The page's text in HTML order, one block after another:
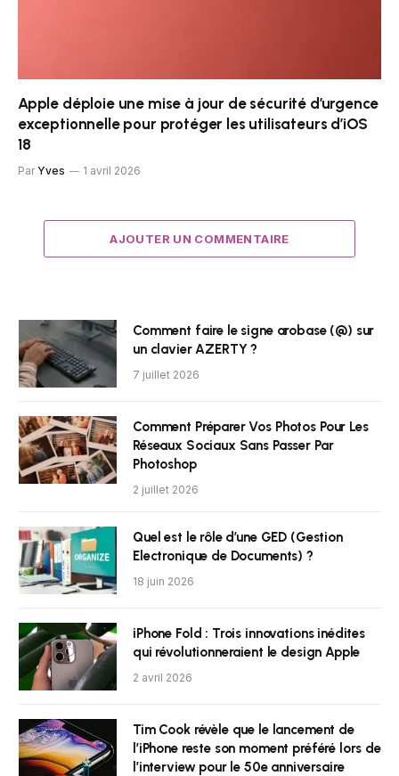
Apple déploie une mise à jour de sécurité d’urgence
exceptionnelle pour protéger les utilisateurs d’iOS
18
Par Yves 1 avril 2026
AJOUTER UN COMMENTAIRE
Comment faire le signe arobase (@) sur
un clavier AZERTY ?
7 juillet 2026
Comment Préparer Vos Photos Pour Les
Réseaux Sociaux Sans Passer Par
Photoshop
2 juillet 2026
Quel est le rôle d’une GED (Gestion
Electronique de Documents) ?
18 juin 2026
iPhone Fold : Trois innovations inédites
qui révolutionneraient le design Apple
2 avril 2026
Tim Cook révèle que le lancement de
l’iPhone reste son moment préféré lors de
l’interview pour le 50e anniversaire